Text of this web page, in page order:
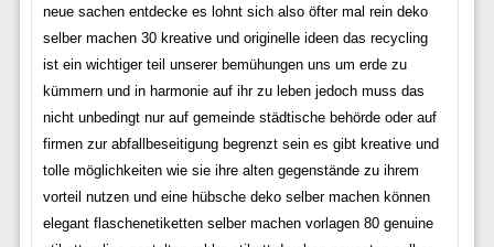
neue sachen entdecke es lohnt sich also öfter mal rein deko
selber machen 30 kreative und originelle ideen das recycling
ist ein wichtiger teil unserer bemühungen uns um erde zu
kümmern und in harmonie auf ihr zu leben jedoch muss das
nicht unbedingt nur auf gemeinde städtische behörde oder auf
firmen zur abfallbeseitigung begrenzt sein es gibt kreative und
tolle möglichkeiten wie sie ihre alten gegenstände zu ihrem
vorteil nutzen und eine hübsche deko selber machen können
elegant flaschenetiketten selber machen vorlagen 80 genuine